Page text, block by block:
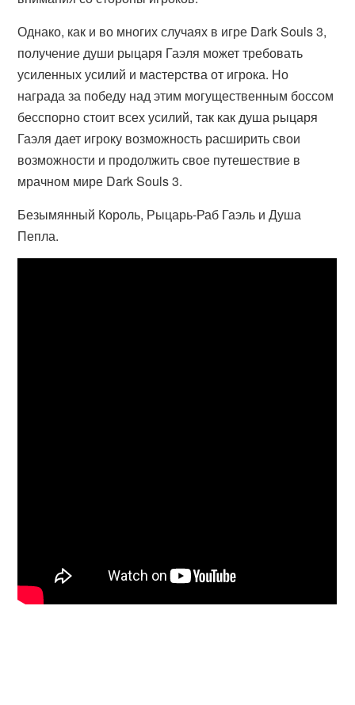
Однако, как и во многих случаях в игре Dark Souls 3,
получение души рыцаря Гаэля может требовать
усиленных усилий и мастерства от игрока. Но
награда за победу над этим могущественным боссом
бесспорно стоит всех усилий, так как душа рыцаря
Гаэля дает игроку возможность расширить свои
возможности и продолжить свое путешествие в
мрачном мире Dark Souls 3.
Безымянный Король, Рыцарь-Раб Гаэль и Душа
Пепла.